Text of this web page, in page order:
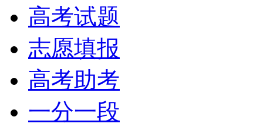
高考试题
志愿填报
高考助考
一分一段